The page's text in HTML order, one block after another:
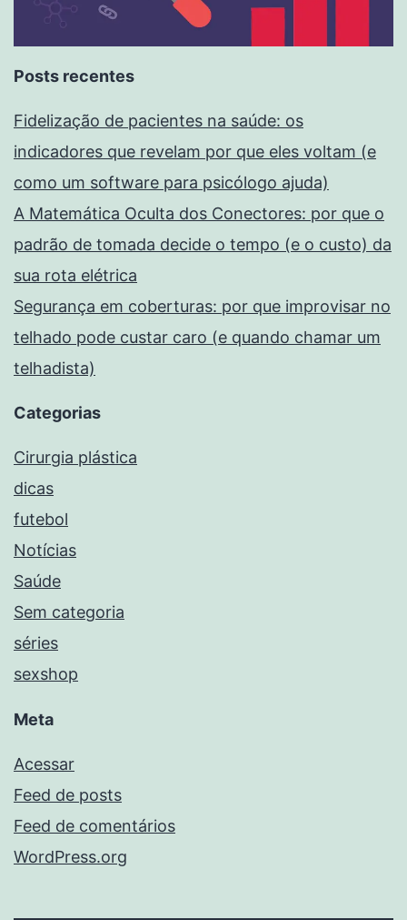
Posts recentes
Fidelização de pacientes na saúde: os
indicadores que revelam por que eles voltam (e
como um software para psicólogo ajuda)
A Matemática Oculta dos Conectores: por que o
padrão de tomada decide o tempo (e o custo) da
sua rota elétrica
Segurança em coberturas: por que improvisar no
telhado pode custar caro (e quando chamar um
telhadista)
Categorias
Cirurgia plástica
dicas
futebol
Notícias
Saúde
Sem categoria
séries
sexshop
Meta
Acessar
Feed de posts
Feed de comentários
WordPress.org